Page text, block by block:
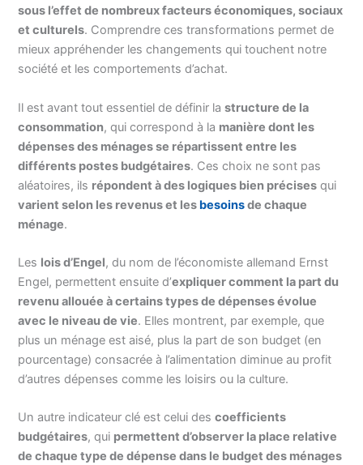
sous l’effet de nombreux facteurs économiques, sociaux
et culturels. Comprendre ces transformations permet de
mieux appréhender les changements qui touchent notre
société et les comportements d’achat.
Il est avant tout essentiel de définir lastructure de la
consommation, qui correspond à la manière dont les
dépenses des ménages se répartissent entre les
différents postes budgétaires. Ces choix ne sont pas
aléatoires, ils répondent à des logiques bien précises qui
varient selon les revenus et les besoinsde chaque
ménage.
Les lois d’Engel, du nom de l’économiste allemand Ernst
Engel, permettent ensuite d’expliquer comment la part du
revenu allouée à certains types de dépenses évolue
avec le niveau de vie. Elles montrent, par exemple, que
plus un ménage est aisé, plus la part de son budget (en
pourcentage) consacrée à l’alimentation diminue au profit
d’autres dépenses comme les loisirs ou la culture.
Un autre indicateur clé est celui descoefficients
budgétaires, qui permettent d’observer la place relative
de chaque type de dépense dans le budget des ménages